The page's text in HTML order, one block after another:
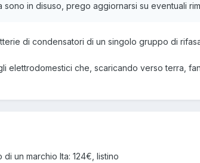
in disuso, prego aggiornarsi su eventuali
di condensatori di un singolo gruppo di
elettrodomestici che, scaricando verso terra,
un marchio Ita: 124€, listino